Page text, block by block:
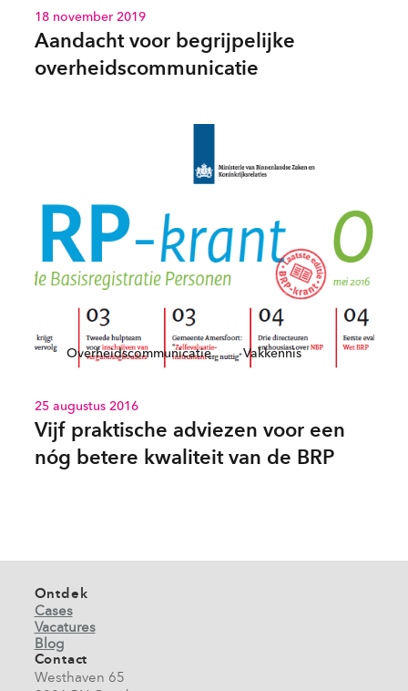
18 november 2019
Aandacht voor begrijpelijke
overheidscommunicatie
Overheidscommunicatie Vakkennis
25 augustus 2016
Vijf praktische adviezen voor een
nóg betere kwaliteit van de BRP
Ontdek
Cases
Vacatures
Blog
Contact
Westhaven 65